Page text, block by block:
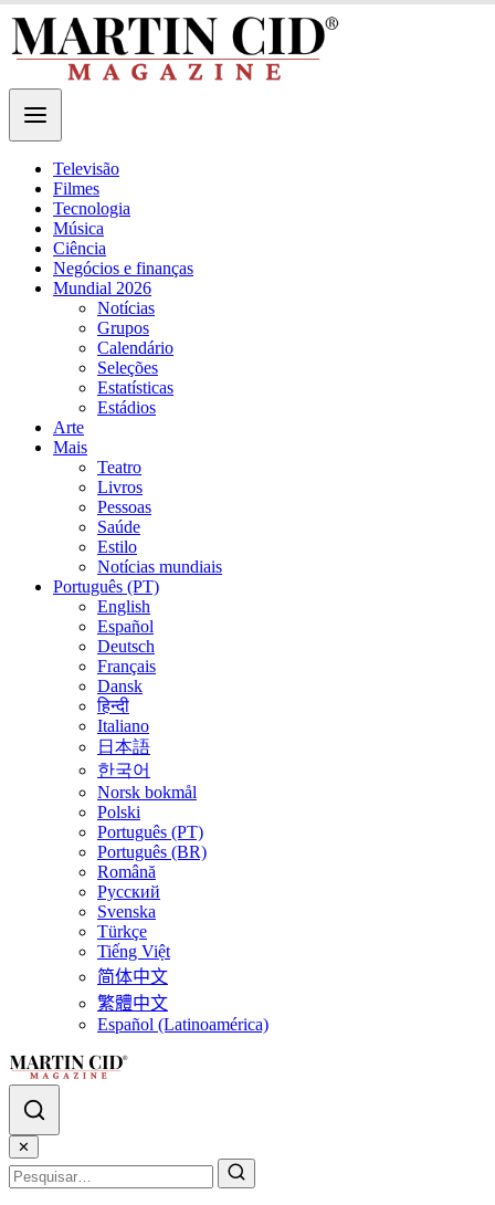
Televisão
Filmes
Tecnologia
Música
Ciência
Negócios e finanças
Mundial 2026
Notícias
Grupos
Calendário
Seleções
Estatísticas
Estádios
Arte
Mais
Teatro
Livros
Pessoas
Saúde
Estilo
Notícias mundiais
Português (PT)
English
Español
Deutsch
Français
Dansk
हिन्दी
Italiano
日本語
한국어
Norsk bokmål
Polski
Português (PT)
Português (BR)
Română
Русский
Svenska
Türkçe
Tiếng Việt
简体中文
繁體中文
Español (Latinoamérica)
✕